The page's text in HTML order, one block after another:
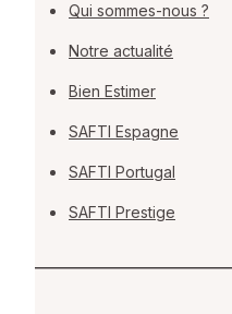
Qui sommes-nous ?
Notre actualité
Bien Estimer
SAFTI Espagne
SAFTI Portugal
SAFTI Prestige